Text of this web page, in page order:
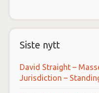
Siste nytt
David Straight –
Jurisdiction –